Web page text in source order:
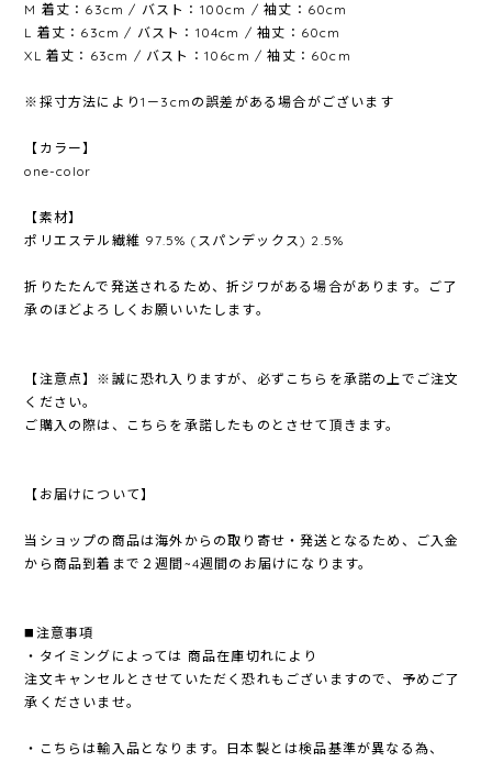
M 着丈：63cm / バスト：100cm / 袖丈：60cm
L 着丈：63cm / バスト：104cm / 袖丈：60cm
XL 着丈：63cm / バスト：106cm / 袖丈：60cm
※採寸方法により1－3cmの誤差がある場合がございます
【カラー】
one-color
【素材】
ポリエステル繊維 97.5% (スパンデックス) 2.5%
折りたたんで発送されるため、折ジワがある場合があります。ご了
承のほどよろしくお願いいたします。
【注意点】※誠に恐れ入りますが、必ずこちらを承諾の上でご注文
ください。
ご購入の際は、こちらを承諾したものとさせて頂きます。
【お届けについて】
当ショップの商品は海外からの取り寄せ・発送となるため、ご入金
から商品到着まで２週間~4週間のお届けになります。
◼️注意事項
・タイミングによっては 商品在庫切れにより
注文キャンセルとさせていただく恐れもございますので、予めご了
承くださいませ。
・こちらは輸入品となります。日本製とは検品基準が異なる為、